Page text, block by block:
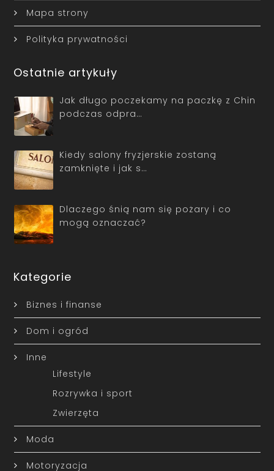
Mapa strony
Polityka prywatności
Ostatnie artykuły
Jak długo poczekamy na paczkę z Chin
podczas odpra…
Kiedy salony fryzjerskie zostaną
zamknięte i jak s…
Dlaczego śnią nam się pożary i co
mogą oznaczać?
Kategorie
Biznes i finanse
Dom i ogród
Inne
Lifestyle
Rozrywka i sport
Zwierzęta
Moda
Motoryzacja